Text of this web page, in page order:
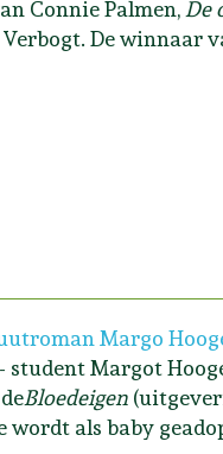
Connie Palmen, De
De winnaar
Margo
student Margot
Bloedeigen
wordt als baby